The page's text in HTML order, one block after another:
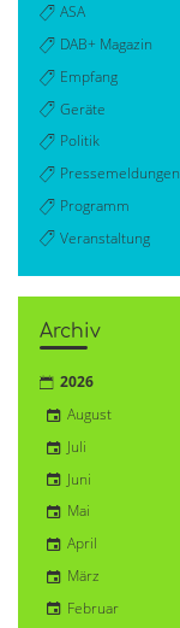
ASA
DAB+ Magazin
Empfang
Geräte
Politik
Pressemeldungen
Programm
Veranstaltung
Archiv
2026
August
Juli
Juni
Mai
April
März
Februar